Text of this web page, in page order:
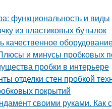
функциональность и виды
из пластиковых бутылок
качественное
и минусы пробковых
пробки в интерьере
отделки стен пробкой
покрытий
своими руками. Как